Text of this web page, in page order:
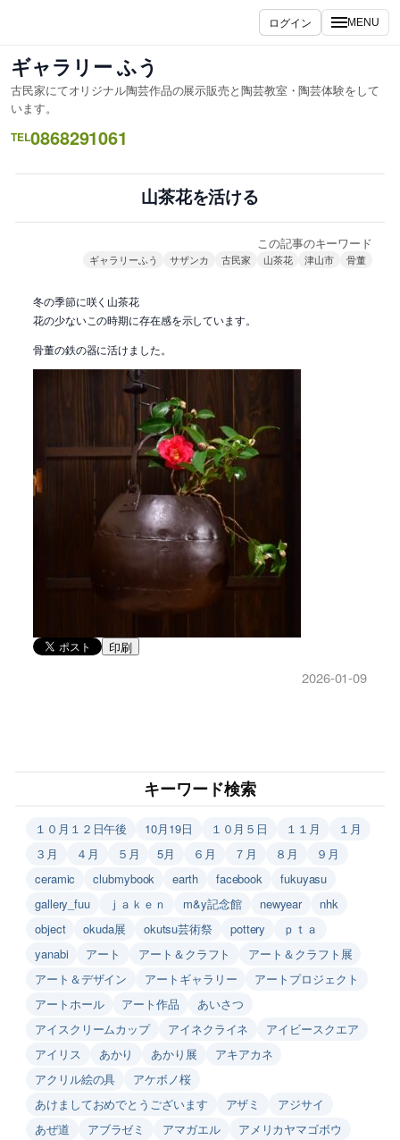
ス
キ
ッ
プ
ログイン MENU
ギャラリー ふう
古民家にてオリジナル陶芸作品の展示販売と陶芸教室・陶芸体験をして
います。
TEL0868291061
山茶花を活ける
この記事のキーワード
ギャラリーふう サザンカ 古民家 山茶花 津山市 骨董
冬の季節に咲く山茶花
花の少ないこの時期に存在感を示しています。
骨董の鉄の器に活けました。
印刷
2026-01-09
キーワード検索
１０月１２日午後 10月19日 １０月５日 １１月
１月
３月
４月 ５月 5月 ６月 ７月 ８月
９月
ceramic
clubmybook earth facebook
fukuyasu
gallery_fuu
ｊａｋｅｎ m&y記念館 newyear
nhk
object
okuda展 okutsu芸術祭 pottery
ｐｔａ
yanabi
アート アート＆クラフト
アート＆クラフト展
アート＆デザイン
アートギャラリー
アートプロジェクト
アートホール
アート作品
あいさつ
アイスクリームカップ
アイネクライネ
アイビースクエア
アイリス
あかり あかり展
アキアカネ
アクリル絵の具
アケボノ桜
あけましておめでとうございます
アザミ
アジサイ
あぜ道
アブラゼミ アマガエル
アメリカヤマゴボウ